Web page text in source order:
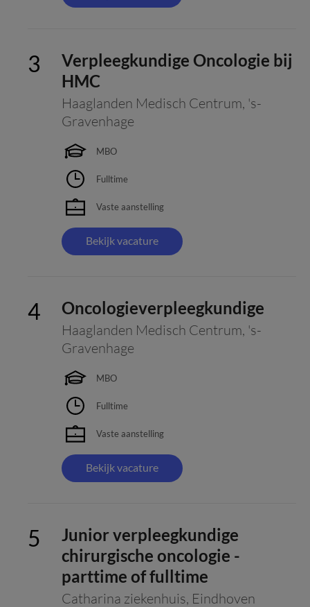
Verpleegkundige Oncologie bij
HMC
Haaglanden Medisch Centrum, 's-
Gravenhage
MBO
Fulltime
Vaste aanstelling
Bekijk vacature
Oncologieverpleegkundige
Haaglanden Medisch Centrum, 's-
Gravenhage
MBO
Fulltime
Vaste aanstelling
Bekijk vacature
Junior verpleegkundige
chirurgische oncologie -
parttime of fulltime
Catharina ziekenhuis, Eindhoven